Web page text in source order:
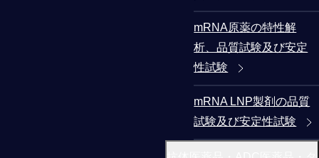
mRNA原薬の特性解
析、品質試験及び安定
性試験
mRNA LNP製剤の品質
試験及び安定性試験